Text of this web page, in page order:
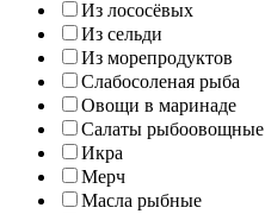
Из лососёвых
Из сельди
Из морепродуктов
Слабосоленая рыба
Овощи в маринаде
Салаты рыбоовощные
Икра
Мерч
Масла рыбные